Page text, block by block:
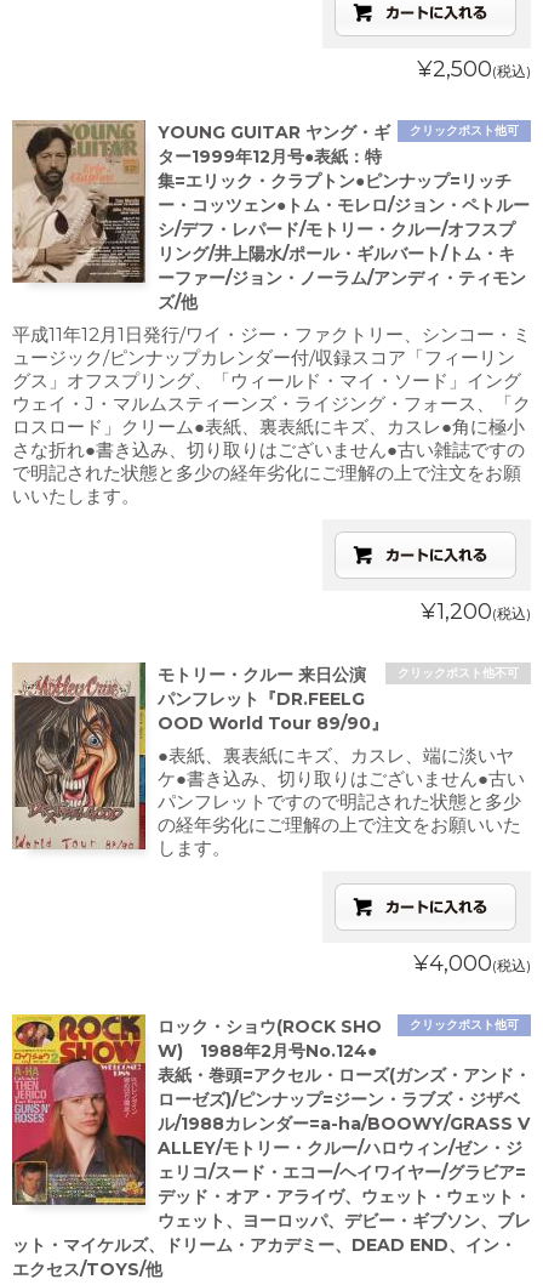
¥2,500(税込)
クリックポスト他可
YOUNG GUITAR ヤング・ギ
ター1999年12月号●表紙：特
集=エリック・クラプトン●ピンナップ=リッチ
ー・コッツェン●トム・モレロ/ジョン・ペトルー
シ/デフ・レパード/モトリー・クルー/オフスプ
リング/井上陽水/ポール・ギルバート/トム・キ
ーファー/ジョン・ノーラム/アンディ・ティモン
ズ/他
平成11年12月1日発行/ワイ・ジー・ファクトリー、シンコー・ミ
ュージック/ピンナップカレンダー付/収録スコア「フィーリン
グス」オフスプリング、「ウィールド・マイ・ソード」イング
ウェイ・J・マルムスティーンズ・ライジング・フォース、「ク
ロスロード」クリーム●表紙、裏表紙にキズ、カスレ●角に極小
さな折れ●書き込み、切り取りはございません●古い雑誌ですの
で明記された状態と多少の経年劣化にご理解の上で注文をお願
いいたします。
¥1,200(税込)
クリックポスト他不可
モトリー・クルー 来日公演
パンフレット『DR.FEELG
OOD World Tour 89/90』
●表紙、裏表紙にキズ、カスレ、端に淡いヤ
ケ●書き込み、切り取りはございません●古い
パンフレットですので明記された状態と多少
の経年劣化にご理解の上で注文をお願いいた
します。
¥4,000(税込)
クリックポスト他可
ロック・ショウ(ROCK SHO
W) 1988年2月号No.124●
表紙・巻頭=アクセル・ローズ(ガンズ・アンド・
ローゼズ)/ピンナップ=ジーン・ラブズ・ジザベ
ル/1988カレンダー=a-ha/BOOWY/GRASS V
ALLEY/モトリー・クルー/ハロウィン/ゼン・ジ
ェリコ/スード・エコー/ヘイワイヤー/グラビア=
デッド・オア・アライヴ、ウェット・ウェット・
ウェット、ヨーロッパ、デビー・ギブソン、ブレ
ット・マイケルズ、ドリーム・アカデミー、DEAD END、イン・
エクセス/TOYS/他